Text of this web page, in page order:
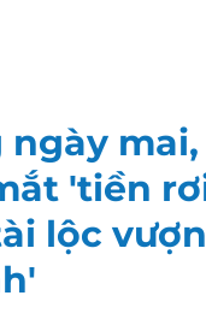
'tiền
lộc